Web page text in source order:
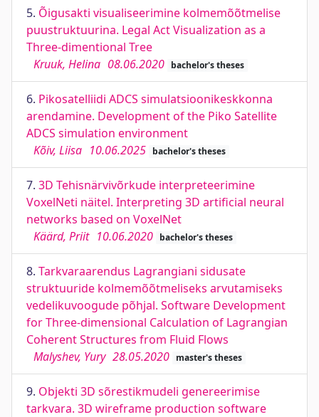
5. Õigusakti visualiseerimine kolmemõõtmelise
puustruktuurina. Legal Act Visualization as a
Three-dimentional Tree
Kruuk, Helina 08.06.2020 bachelor's theses
6. Pikosatelliidi ADCS simulatsioonikeskkonna
arendamine. Development of the Piko Satellite
ADCS simulation environment
Kõiv, Liisa 10.06.2025 bachelor's theses
7. 3D Tehisnärvivõrkude interpreteerimine
VoxelNeti näitel. Interpreting 3D artificial neural
networks based on VoxelNet
Käärd, Priit 10.06.2020 bachelor's theses
8. Tarkvaraarendus Lagrangiani sidusate
struktuuride kolmemõõtmeliseks arvutamiseks
vedelikuvoogude põhjal. Software Development
for Three-dimensional Calculation of Lagrangian
Coherent Structures from Fluid Flows
Malyshev, Yury 28.05.2020 master's theses
9. Objekti 3D sõrestikmudeli genereerimise
tarkvara. 3D wireframe production software